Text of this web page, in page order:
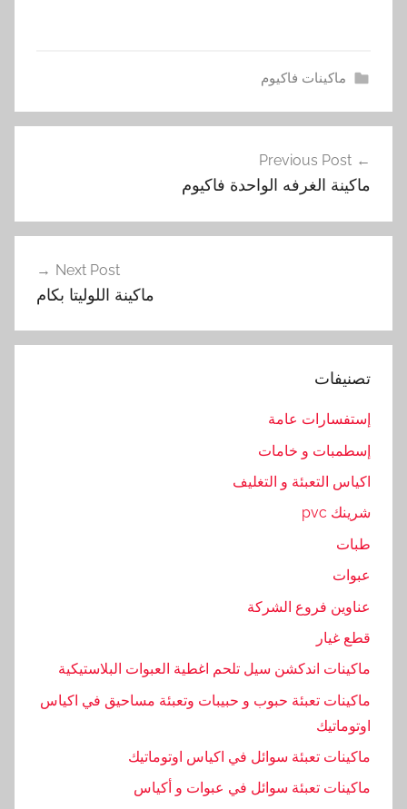
ماكينات فاكيوم
ا
ا
ك
م
ن
ز
ل
ي
م
ا
ن
ة
المقالات
Previous Post
ماكينة الغرفه الواحدة فاكيوم
Next Post
ماكينة اللوليتا بكام
تصنيفات
إستفسارات عامة
إسطمبات و خامات
اكياس التعبئة و التغليف
شرينك pvc
طبات
عبوات
عناوين فروع الشركة
قطع غيار
ماكينات اندكشن سيل تلحم اغطية العبوات البلاستيكية
ماكينات تعبئة حبوب و حبيبات وتعبئة مساحيق في اكياس
اوتوماتيك
ماكينات تعبئة سوائل في اكياس اوتوماتيك
ماكينات تعبئة سوائل في عبوات و أكياس